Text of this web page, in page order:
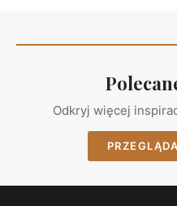
Odkryj więcej